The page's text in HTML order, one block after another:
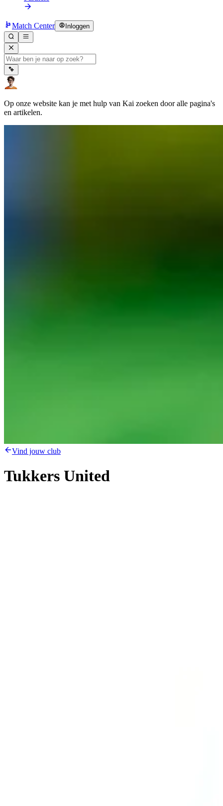
Match Center Inloggen
Op onze website kan je met hulp van Kai zoeken door alle pagina's
en artikelen.
Vind jouw club
Tukkers United